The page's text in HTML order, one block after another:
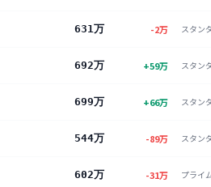
631万 -2万 スタン
692万 +59万 スタン
699万 +66万 スタン
544万 -89万 スタン
602万 -31万 プライ